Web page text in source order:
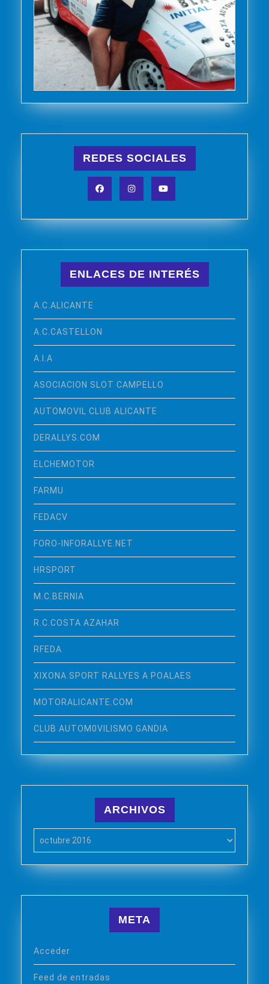
REDES SOCIALES
ENLACES DE INTERÉS
A.C.ALICANTE
A.C.CASTELLON
A.I.A
ASOCIACION SLOT CAMPELLO
AUTOMOVIL CLUB ALICANTE
DERALLYS.COM
ELCHEMOTOR
FARMU
FEDACV
FORO-INFORALLYE.NET
HRSPORT
M.C.BERNIA
R.C.COSTA AZAHAR
RFEDA
XIXONA SPORT RALLYES A POALAES
MOTORALICANTE.COM
CLUB AUTOM0VILISMO GANDIA
ARCHIVOS
META
Acceder
Feed de entradas